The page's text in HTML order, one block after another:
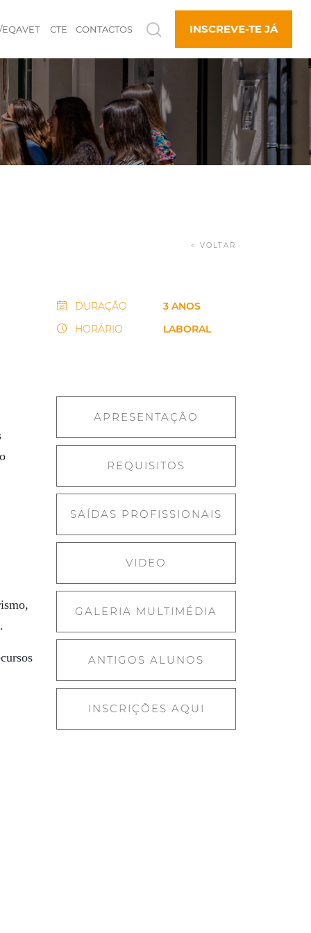
EQAVET CTE CONTACTOS INSCREVE-TE JÁ
< VOLTAR
DURAÇÃO
3 ANOS
HORÁRIO
LABORAL
APRESENTAÇÃO
REQUISITOS
SAÍDAS PROFISSIONAIS
VIDEO
GALERIA MULTIMÉDIA
ANTIGOS ALUNOS
INSCRIÇÕES AQUI